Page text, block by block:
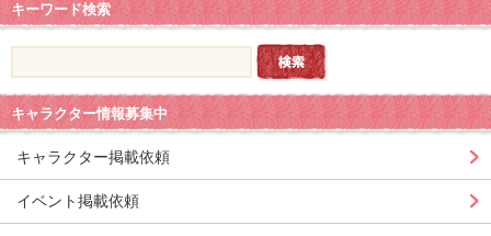
キーワード検索
キャラクター情報募集中
キャラクター掲載依頼
イベント掲載依頼